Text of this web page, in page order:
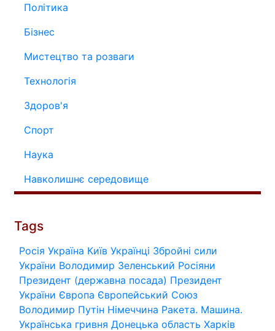
Політика
Бізнес
Мистецтво та розваги
Технологія
Здоров'я
Спорт
Наука
Навколишнє середовище
Tags
Росія Україна Київ Українці Збройні сили
України Володимир Зеленський Росіяни
Президент (державна посада) Президент
України Європа Європейський Союз
Володимир Путін Німеччина Ракета. Машина.
Українська гривня Донецька область Харків